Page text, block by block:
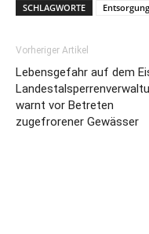
SCHLAGWORTE Entsorgung
Vorheriger Artikel
Lebensgefahr auf dem
warnt vor Betreten
zugefrorener Gewässer